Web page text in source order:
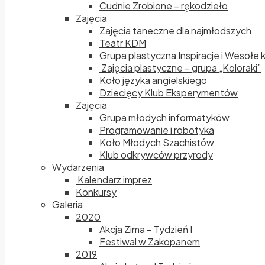
Cudnie Zrobione – rękodzieło
Zajęcia
Zajęcia taneczne dla najmłodszych
Teatr KDM
Grupa plastyczna Inspiracje i Wesołe
Zajęcia plastyczne – grupa „Koloraki”
Koło języka angielskiego
Dziecięcy Klub Eksperymentów
Zajęcia
Grupa młodych informatyków
Programowanie i robotyka
Koło Młodych Szachistów
Klub odkrywców przyrody
Wydarzenia
Kalendarz imprez
Konkursy
Galeria
2020
Akcja Zima – Tydzień I
Festiwal w Zakopanem
2019